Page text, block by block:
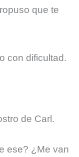
que te
con dificultad.
de Carl.
ese? ¿Me van